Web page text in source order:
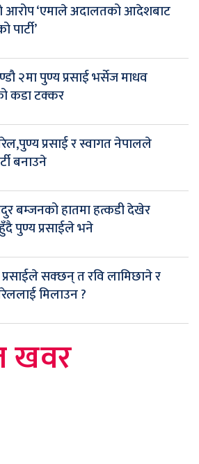
आरोप ‘एमाले अदालतको आदेशबाट
पार्टी’
२मा पुण्य प्रसाई भर्सेज माधव
कडा टक्कर
प्रसाई र स्वागत नेपालले
बनाउने
बम्जनको हातमा हत्कडी देखेर
पुण्य प्रसाईले भने
सक्छन् त रवि लामिछाने र
मिलाउन ?
खवर